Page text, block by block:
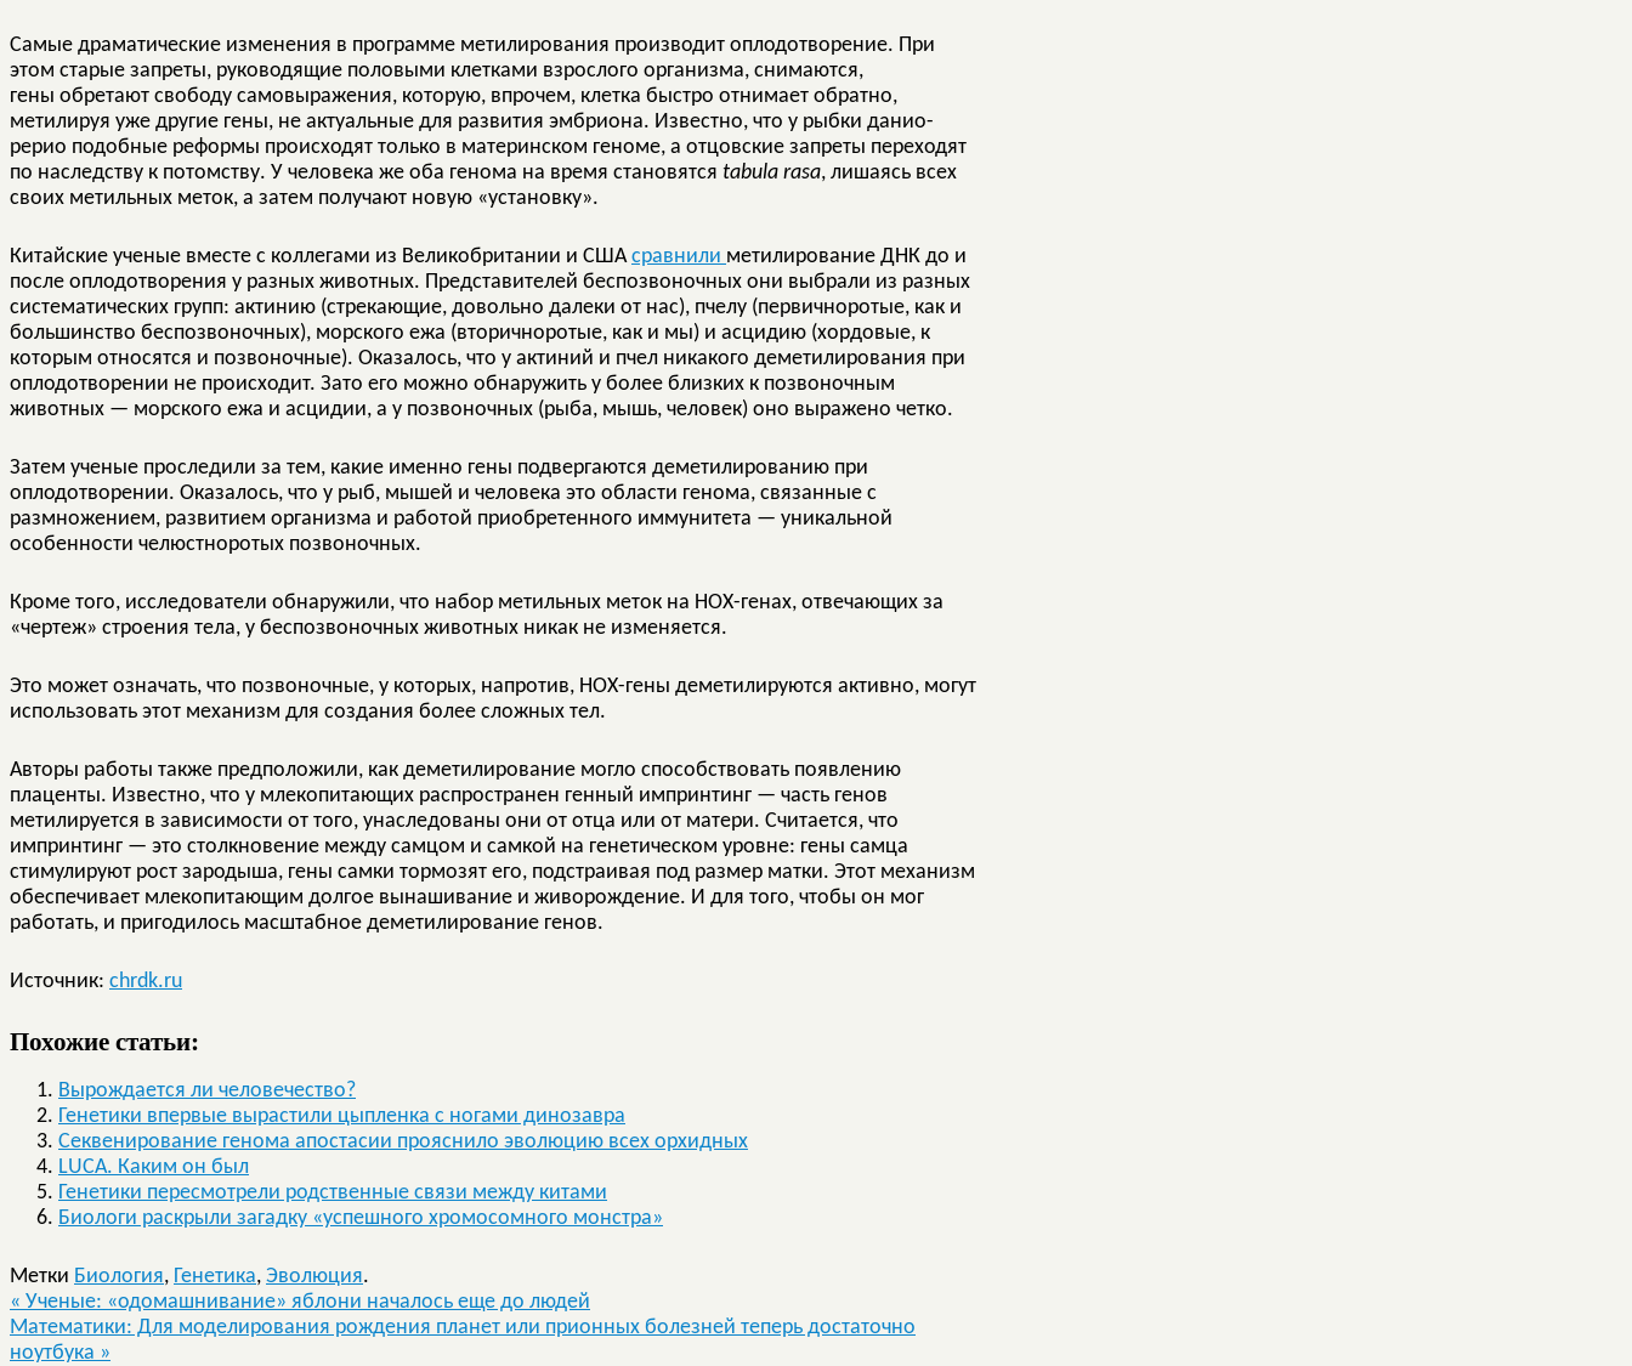
Самые драматические изменения в программе метилирования производит оплодотворение. При
этом старые запреты, руководящие половыми клетками взрослого организма, снимаются,
гены обретают свободу самовыражения, которую, впрочем, клетка быстро отнимает обратно,
метилируя уже другие гены, не актуальные для развития эмбриона. Известно, что у рыбки данио-
рерио подобные реформы происходят только в материнском геноме, а отцовские запреты переходят
по наследству к потомству. У человека же оба генома на время становятся tabula rasa, лишаясь всех
своих метильных меток, а затем получают новую «установку».
Китайские ученые вместе с коллегами из Великобритании и СШАсравнили метилирование ДНК до и
после оплодотворения у разных животных. Представителей беспозвоночных они выбрали из разных
систематических групп: актинию (стрекающие, довольно далеки от нас), пчелу (первичноротые, как и
большинство беспозвоночных), морского ежа (вторичноротые, как и мы) и асцидию (хордовые, к
которым относятся и позвоночные). Оказалось, что у актиний и пчел никакого деметилирования при
оплодотворении не происходит. Зато его можно обнаружить у более близких к позвоночным
животных — морского ежа и асцидии, а у позвоночных (рыба, мышь, человек) оно выражено четко.
Затем ученые проследили за тем, какие именно гены подвергаются деметилированию при
оплодотворении. Оказалось, что у рыб, мышей и человека это области генома, связанные с
размножением, развитием организма и работой приобретенного иммунитета — уникальной
особенности челюстноротых позвоночных.
Кроме того, исследователи обнаружили, что набор метильных меток на НОХ-генах, отвечающих за
«чертеж» строения тела, у беспозвоночных животных никак не изменяется.
Это может означать, что позвоночные, у которых, напротив, НОХ-гены деметилируются активно, могут
использовать этот механизм для создания более сложных тел.
Авторы работы также предположили, как деметилирование могло способствовать появлению
плаценты. Известно, что у млекопитающих распространен генный импринтинг — часть генов
метилируется в зависимости от того, унаследованы они от отца или от матери. Считается, что
импринтинг — это столкновение между самцом и самкой на генетическом уровне: гены самца
стимулируют рост зародыша, гены самки тормозят его, подстраивая под размер матки. Этот механизм
обеспечивает млекопитающим долгое вынашивание и живорождение. И для того, чтобы он мог
работать, и пригодилось масштабное деметилирование генов.
Источник: chrdk.ru
Похожие статьи:
Вырождается ли человечество?
Генетики впервые вырастили цыпленка с ногами динозавра
Секвенирование генома апостасии прояснило эволюцию всех орхидных
LUCA. Каким он был
Генетики пересмотрели родственные связи между китами
Биологи раскрыли загадку «успешного хромосомного монстра»
Метки Биология, Генетика, Эволюция.
« Ученые: «одомашнивание» яблони началось еще до людей
Математики: Для моделирования рождения планет или прионных болезней теперь достаточно
ноутбука »